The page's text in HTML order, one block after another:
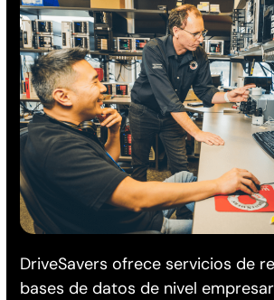
DriveSavers ofrece servicios de
bases de datos de nivel